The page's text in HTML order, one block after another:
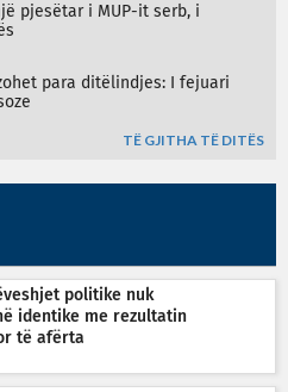
pjesëtar i MUP-it serb, i
para ditëlindjes: I fejuari
TË GJITHA TË DITËS
politike nuk
identike me rezultatin
të afërta